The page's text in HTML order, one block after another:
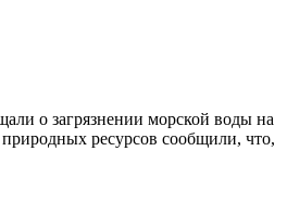
о загрязнении морской воды на
ресурсов сообщили, что,